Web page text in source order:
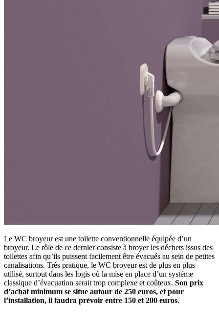
Le WC broyeur est une toilette conventionnelle équipée d’un
broyeur. Le rôle de ce dernier consiste à broyer les déchets issus des
toilettes afin qu’ils puissent facilement être évacués au sein de petites
canalisations. Très pratique, le WC broyeur est de plus en plus
utilisé, surtout dans les logis où la mise en place d’un système
classique d’évacuation serait trop complexe et coûteux. Son prix
d’achat minimum se situe autour de 250 euros, et pour
l’installation, il faudra prévoir entre 150 et 200 euros.